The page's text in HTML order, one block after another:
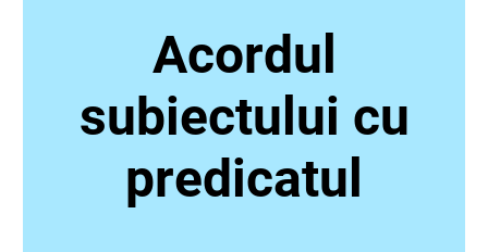
Acordul
subiectului cu
predicatul